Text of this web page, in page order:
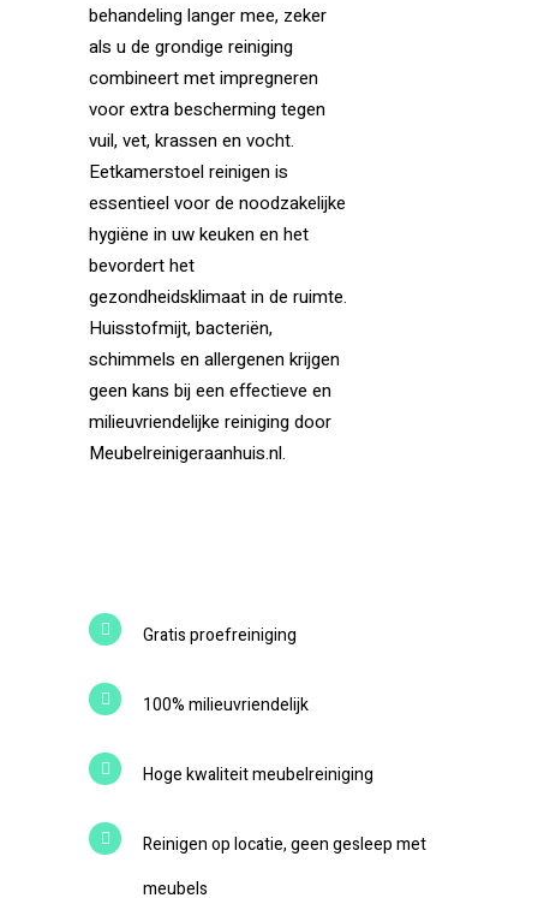
behandeling langer mee, zeker
als u de grondige reiniging
combineert met impregneren
voor extra bescherming tegen
vuil, vet, krassen en vocht.
Eetkamerstoel reinigen is
essentieel voor de noodzakelijke
hygiëne in uw keuken en het
bevordert het
gezondheidsklimaat in de ruimte.
Huisstofmijt, bacteriën,
schimmels en allergenen krijgen
geen kans bij een effectieve en
milieuvriendelijke reiniging door
Meubelreinigeraanhuis.nl.
Gratis proefreiniging
100% milieuvriendelijk
Hoge kwaliteit meubelreiniging
Reinigen op locatie, geen gesleep met
meubels